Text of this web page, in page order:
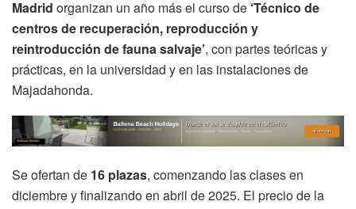
Madrid organizan un año más el curso de ‘Técnico de
centros de recuperación, reproducción y
reintroducción de fauna salvaje’, con partes teóricas y
prácticas, en la universidad y en las instalaciones de
Majadahonda.
Se ofertan de 16 plazas, comenzando las clases en
diciembre y finalizando en abril de 2025. El precio de la